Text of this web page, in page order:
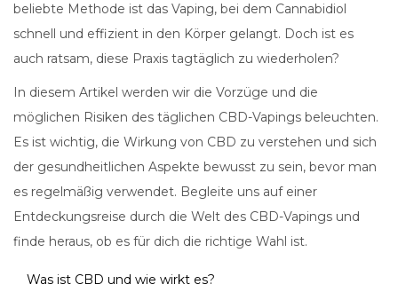
beliebte Methode ist das Vaping, bei dem Cannabidiol
schnell und effizient in den Körper gelangt. Doch ist es
auch ratsam, diese Praxis tagtäglich zu wiederholen?
In diesem Artikel werden wir die Vorzüge und die
möglichen Risiken des täglichen CBD-Vapings beleuchten.
Es ist wichtig, die Wirkung von CBD zu verstehen und sich
der gesundheitlichen Aspekte bewusst zu sein, bevor man
es regelmäßig verwendet. Begleite uns auf einer
Entdeckungsreise durch die Welt des CBD-Vapings und
finde heraus, ob es für dich die richtige Wahl ist.
Was ist CBD und wie wirkt es?